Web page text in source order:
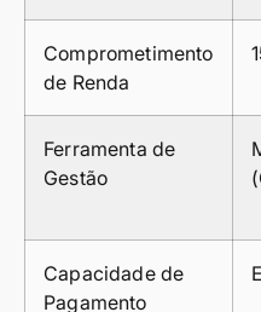
Comprometimento
de Renda
Ferramenta de
Gestão
Capacidade de
Pagamento